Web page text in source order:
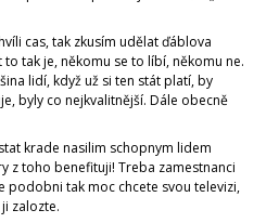
cas, tak zkusím udělat ďáblova
tak je, někomu se to líbí, někomu ne.
lidí, když už si ten stát platí, by
byly co nejkvalitnější. Dále obecně
krade nasilim schopnym lidem
z toho benefituji! Treba zamestnanci
podobni tak moc chcete svou televizi,
zalozte.